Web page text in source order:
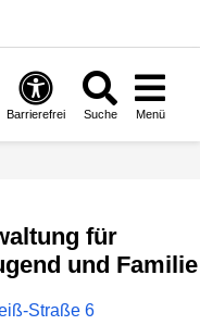
Barrierefrei Suche Menü
für
und Familie
Straße 6